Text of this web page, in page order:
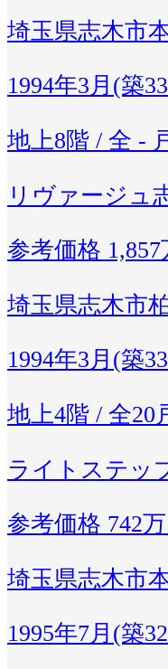
埼玉県志木市
1994年3月(築
地上8階 / 全 -
リヴァージュ
参考価格
埼玉県志木市
1994年3月(築
地上4階 / 全20
ライトステッ
参考価格 742
埼玉県志木市
1995年7月(築